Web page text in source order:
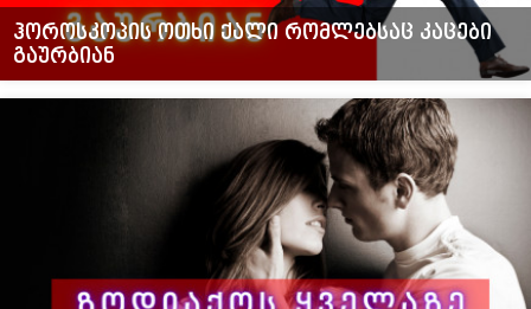
ჰოროსკოპის ოთხი ქალი რომლებსაც კაცები
გაურბიან